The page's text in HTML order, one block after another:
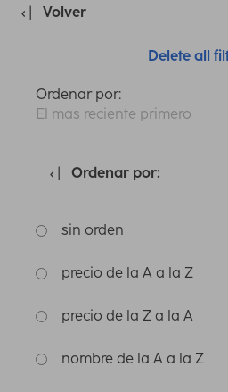
Volver
Delete all
Ordenar por:
El mas reciente primero
Ordenar por:
sin orden
precio de la A a la Z
precio de la Z a la A
nombre de la A a la Z